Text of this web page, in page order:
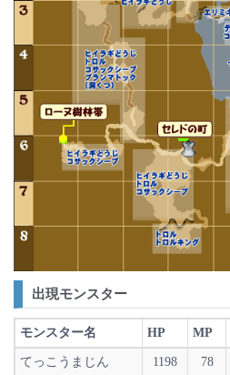
出現モンスター
モンスター名 HP MP
てっこうまじん 1198 78